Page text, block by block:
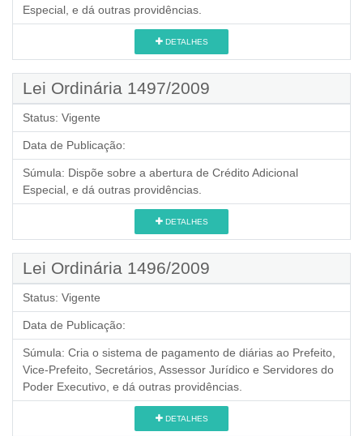
Especial, e dá outras providências.
DETALHES
Lei Ordinária 1497/2009
Status: Vigente
Data de Publicação:
Súmula: Dispõe sobre a abertura de Crédito Adicional
Especial, e dá outras providências.
DETALHES
Lei Ordinária 1496/2009
Status: Vigente
Data de Publicação:
Súmula: Cria o sistema de pagamento de diárias ao Prefeito,
Vice-Prefeito, Secretários, Assessor Jurídico e Servidores do
Poder Executivo, e dá outras providências.
DETALHES